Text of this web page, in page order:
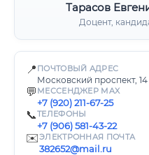
Тарасов
Доцент,
📍 ПОЧТОВЫЙ АДРЕС
Московский проспект, 14
💬 МЕССЕНДЖЕР MAX
+7 (920) 211-67-25
📞ТЕЛЕФОНЫ
+7 (906) 581-43-22
✉️ЭЛЕКТРОННАЯ ПОЧТА
382652@mail.ru